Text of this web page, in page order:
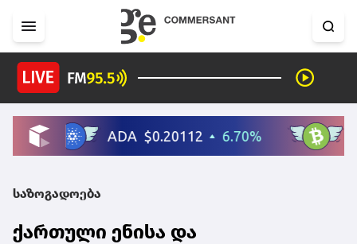
საზოგადოება
ქართული ენისა და